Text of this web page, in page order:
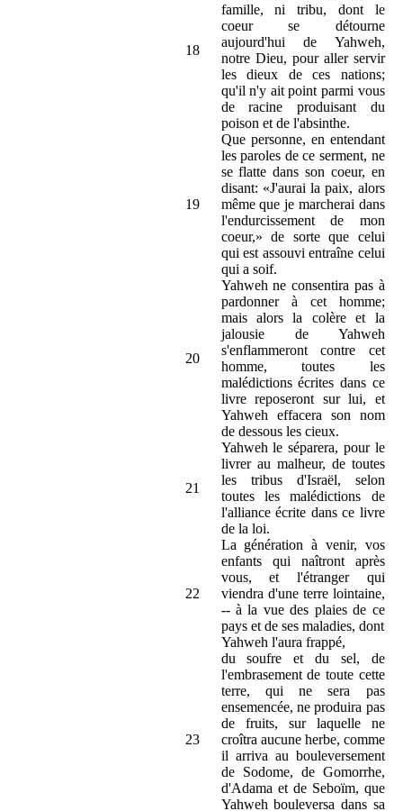
18
famille, ni tribu, dont le
coeur se détourne
aujourd'hui de Yahweh,
notre Dieu, pour aller servir
les dieux de ces nations;
qu'il n'y ait point parmi vous
de racine produisant du
poison et de l'absinthe.
19
Que personne, en entendant
les paroles de ce serment, ne
se flatte dans son coeur, en
disant: «J'aurai la paix, alors
même que je marcherai dans
l'endurcissement de mon
coeur,» de sorte que celui
qui est assouvi entraîne celui
qui a soif.
20
Yahweh ne consentira pas à
pardonner à cet homme;
mais alors la colère et la
jalousie de Yahweh
s'enflammeront contre cet
homme, toutes les
malédictions écrites dans ce
livre reposeront sur lui, et
Yahweh effacera son nom
de dessous les cieux.
21
Yahweh le séparera, pour le
livrer au malheur, de toutes
les tribus d'Israël, selon
toutes les malédictions de
l'alliance écrite dans ce livre
de la loi.
22
La génération à venir, vos
enfants qui naîtront après
vous, et l'étranger qui
viendra d'une terre lointaine,
-- à la vue des plaies de ce
pays et de ses maladies, dont
Yahweh l'aura frappé,
23
du soufre et du sel, de
l'embrasement de toute cette
terre, qui ne sera pas
ensemencée, ne produira pas
de fruits, sur laquelle ne
croîtra aucune herbe, comme
il arriva au bouleversement
de Sodome, de Gomorrhe,
d'Adama et de Seboïm, que
Yahweh bouleversa dans sa